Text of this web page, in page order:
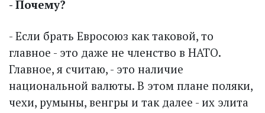
- Почему?
- Если брать Евросоюз как таковой, то
главное - это даже не членство в НАТО.
Главное, я считаю, - это наличие
национальной валюты. В этом плане поляки,
чехи, румыны, венгры и так далее - их элита